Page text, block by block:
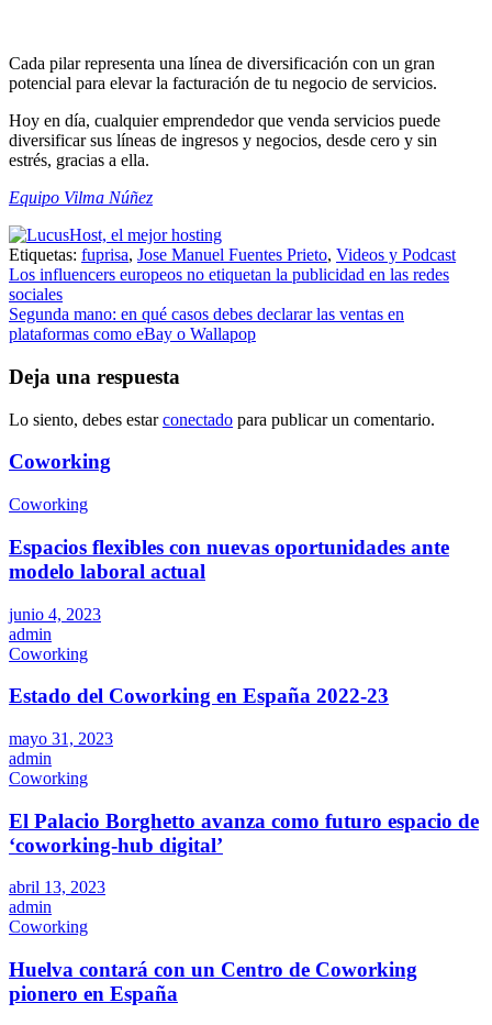
Cada pilar representa una línea de diversificación con un gran
potencial para elevar la facturación de tu negocio de servicios.
Hoy en día, cualquier emprendedor que venda servicios puede
diversificar sus líneas de ingresos y negocios, desde cero y sin
estrés, gracias a ella.
Equipo Vilma Núñez
Etiquetas: fuprisa, Jose Manuel Fuentes Prieto, Videos y Podcast
Navegación
de
entradas
Los influencers europeos no etiquetan la publicidad en las redes
sociales
Segunda mano: en qué casos debes declarar las ventas en
plataformas como eBay o Wallapop
Deja una respuesta
Lo siento, debes estarconectado para publicar un comentario.
Coworking
Coworking
Espacios flexibles con nuevas oportunidades ante
modelo laboral actual
junio 4, 2023
admin
Coworking
Estado del Coworking en España 2022-23
mayo 31, 2023
admin
Coworking
El Palacio Borghetto avanza como futuro espacio de
‘coworking-hub digital’
abril 13, 2023
admin
Coworking
Huelva contará con un Centro de Coworking
pionero en España